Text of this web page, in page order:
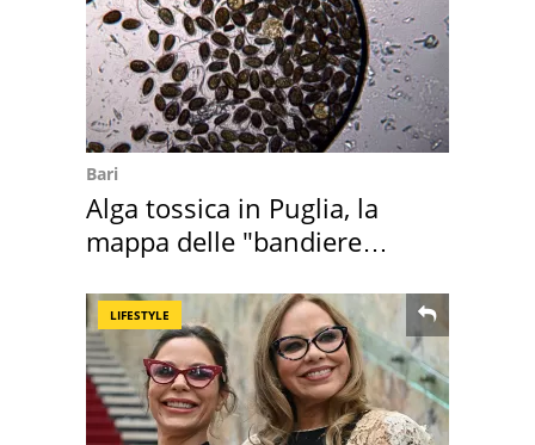
Bari
Alga tossica in Puglia, la
mappa delle "bandiere
LIFESTYLE